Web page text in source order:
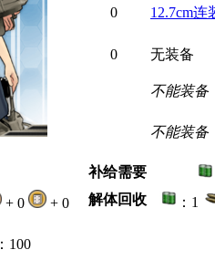
0 12.7cm连
0 无装备
不能装备
不能装备
补给需要
+ 0 + 0 解体回收 ：1
：100